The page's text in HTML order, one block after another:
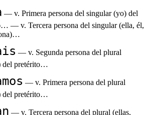
— v. Primera persona del singular (yo) del
— v. Tercera persona del singular (ella, él,
— v. Segunda persona del plural
del pretérito…
— v. Primera persona del plural
del pretérito…
— v. Tercera persona del plural (ellas,